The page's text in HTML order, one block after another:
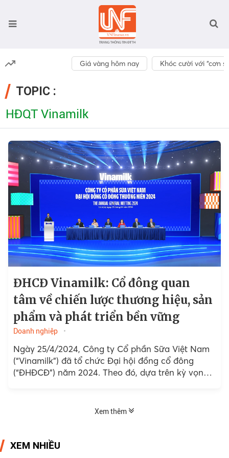
Giá vàng hôm nay Khóc cười với “cơn
TOPIC :
HĐQT Vinamilk
ĐHCĐ Vinamilk: Cổ đông quan
tâm về chiến lược thương hiệu, sản
phẩm và phát triển bền vững
Doanh nghiệp
Ngày 25/4/2024, Công ty Cổ phần Sữa Việt Nam
(“Vinamilk”) đã tổ chức Đại hội đồng cổ đông
(“ĐHĐCĐ”) năm 2024. Theo đó, dựa trên kỳ vọng
Xem thêm
XEM NHIỀU